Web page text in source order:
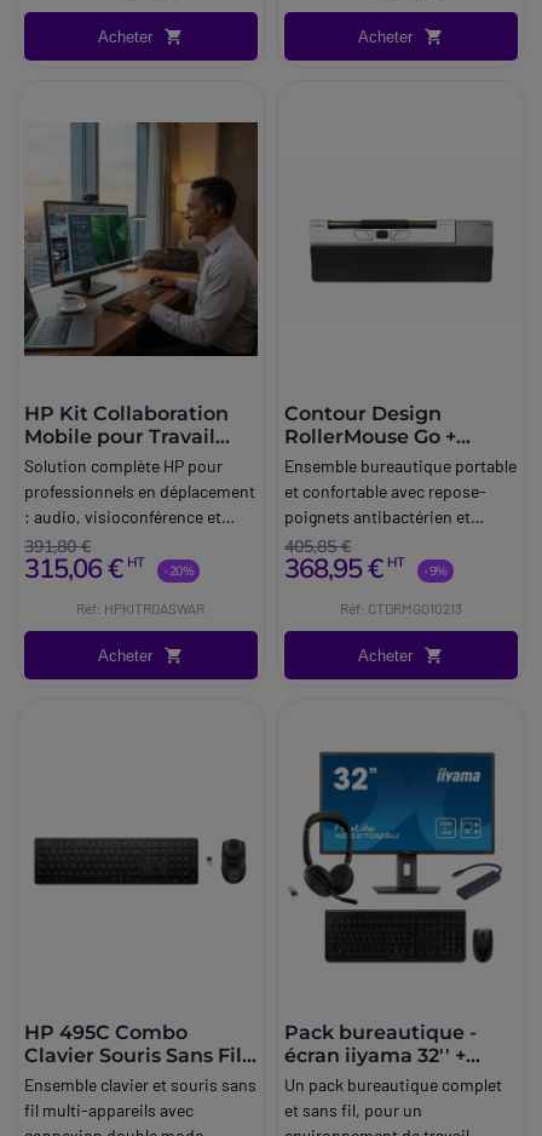
Acheter Acheter
HP Kit Collaboration
Mobile pour Travail
Hybride
Solution complète HP pour
professionnels en déplacement
: audio, visioconférence et
équipements mobiles pour
rester productif partout
391,80 €
315,06 € HT -20%
Réf: HPKITROASWAR
Acheter
Contour Design
RollerMouse Go +
RollerMouse Go Dock
Ensemble bureautique portable
et confortable avec repose-
poignets antibactérien et
souris centrée à connexion
sans-fil.
405,85 €
368,95 € HT -9%
Réf: CTDRMGO10213
Acheter
HP 495C Combo
Clavier Souris Sans Fil
Multi-Device
Ensemble clavier et souris sans
fil multi-appareils avec
Pack bureautique -
écran iiyama 32'' +
casque Bluetooth
Jabra + accessoires
Un pack bureautique complet
et sans fil, pour un